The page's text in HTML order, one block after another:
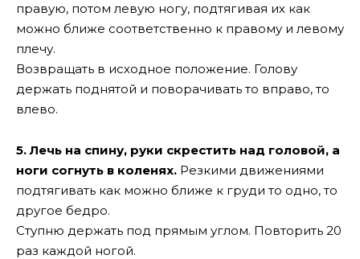
правую, потом левую ногу, подтягивая их как
можно ближе соответственно к правому и левому
плечу.
Возвращать в исходное положение. Голову
держать поднятой и поворачивать то вправо, то
влево.
5. Лечь на спину, руки скрестить над головой, а
ноги согнуть в коленях. Резкими движениями
подтягивать как можно ближе к груди то одно, то
другое бедро.
Ступню держать под прямым углом. Повторить 20
раз каждой ногой.